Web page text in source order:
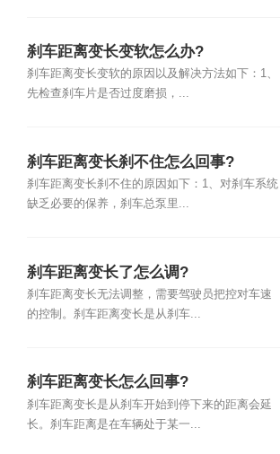
刹车距离变长变软怎么办?
刹车距离变长变软的原因以及解决方法如下：1、
先检查刹车片是否过度磨损，...
刹车距离变长刹不住怎么回事?
刹车距离变长刹不住的原因如下：1、对刹车系统
缺乏必要的保养，刹车总泵里...
刹车距离变长了怎么调?
刹车距离变长无法调整，需要驾驶员把控对车速
的控制。刹车距离变长是从刹车...
刹车距离变长怎么回事?
刹车距离变长是从刹车开始到停下来的距离会延
长。刹车距离是在车辆处于某一...